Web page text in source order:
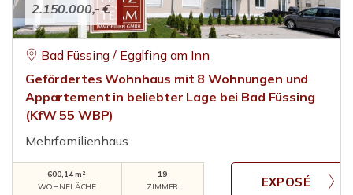
2.150.000,- €
Bad Füssing / Egglfing am Inn
Gefördertes Wohnhaus mit 8 Wohnungen und
Appartement in beliebter Lage bei Bad Füssing
(KfW 55 WBP)
Mehrfamilienhaus
600,14 m²
WOHNFLÄCHE
19
ZIMMER